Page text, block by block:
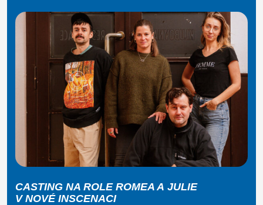
CASTING NA ROLE ROMEA A JULIE
V NOVÉ INSCENACI